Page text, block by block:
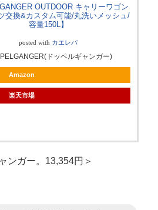
OUTDOOR キャリーワゴン
交換&カスタム可能/丸洗いメッシュ/
容量150L】
posted with カエレバ
ドッペルギャンガー)
Amazon
楽天市場
ンガー。13,354円＞